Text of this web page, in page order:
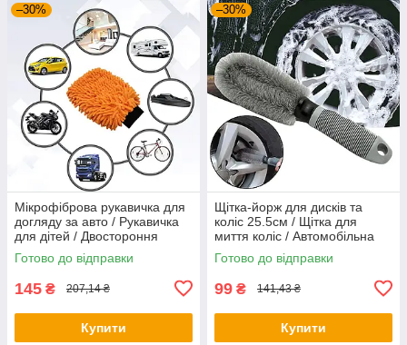
–30%
Мікрофіброва рукавичка для
догляду за авто / Рукавичка
для дітей / Двостороння
рукавичка для полірування
Готово до відправки
145 ₴ 207,14 ₴
Купити
–30%
Щітка-йорж для дисків та
коліс 25.5см / Щітка для
миття коліс / Автомобільна
двостороння щітка
Готово до відправки
99 ₴ 141,43 ₴
Купити